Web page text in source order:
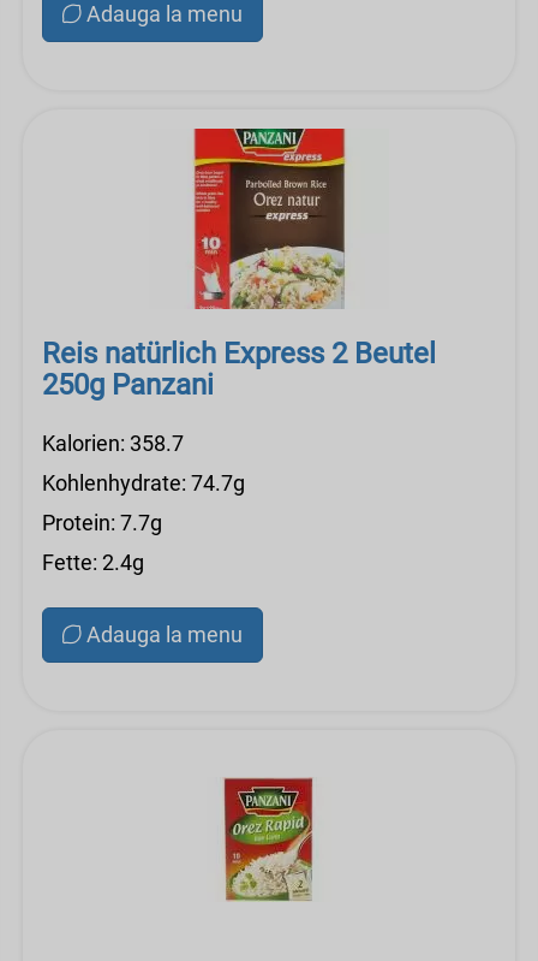
Adauga la menu
Reis natürlich Express 2 Beutel
250g Panzani
Kalorien: 358.7
Kohlenhydrate: 74.7g
Protein: 7.7g
Fette: 2.4g
Adauga la menu